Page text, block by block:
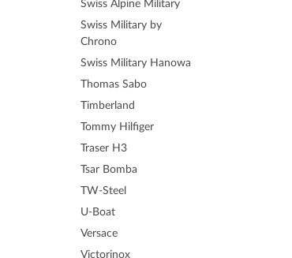
Swiss Alpine Military
Swiss Military by
Chrono
Swiss Military Hanowa
Thomas Sabo
Timberland
Tommy Hilfiger
Traser H3
Tsar Bomba
TW-Steel
U-Boat
Versace
Victorinox